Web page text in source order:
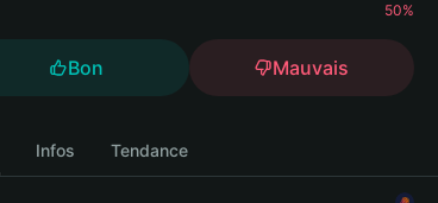
50%
Bon Mauvais
Infos Tendance